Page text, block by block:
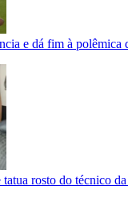
e dá fim à polêmica
rosto do técnico